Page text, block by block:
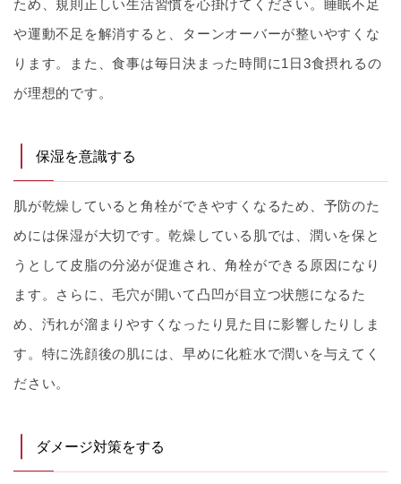
ため、規則正しい生活習慣を心掛けてください。睡眠不足
や運動不足を解消すると、ターンオーバーが整いやすくな
ります。また、食事は毎日決まった時間に1日3食摂れるの
が理想的です。
保湿を意識する
肌が乾燥していると角栓ができやすくなるため、予防のた
めには保湿が大切です。乾燥している肌では、潤いを保と
うとして皮脂の分泌が促進され、角栓ができる原因になり
ます。さらに、毛穴が開いて凸凹が目立つ状態になるた
め、汚れが溜まりやすくなったり見た目に影響したりしま
す。特に洗顔後の肌には、早めに化粧水で潤いを与えてく
ださい。
ダメージ対策をする